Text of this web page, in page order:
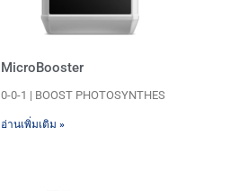
MicroBooster
0-0-1 | BOOST PHOTOSYNTHES
อ่านเพิ่มเติม »